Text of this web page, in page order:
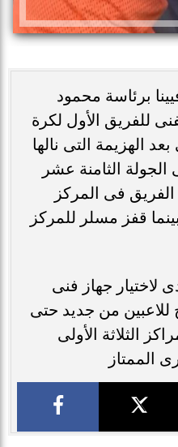
برئاسة محمود
للفريق الأول لكرة
الهزيمة التى نالها
الثامنة عشر
فى المركز
٢٥ نقطة ، بينما قفز مسلر للمركز
لاختيار جهاز فنى
للاعبين من جديد حتى
الثلاثة الأولى
الممتاز